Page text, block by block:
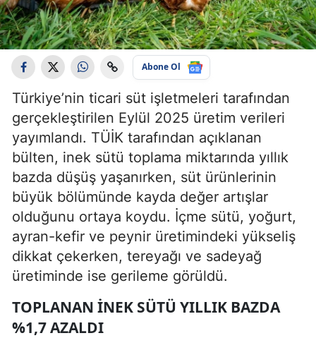
Abone Ol
Türkiye’nin ticari süt işletmeleri tarafından
gerçekleştirilen Eylül 2025 üretim verileri
yayımlandı. TÜİK tarafından açıklanan
bülten, inek sütü toplama miktarında yıllık
bazda düşüş yaşanırken, süt ürünlerinin
büyük bölümünde kayda değer artışlar
olduğunu ortaya koydu. İçme sütü, yoğurt,
ayran-kefir ve peynir üretimindeki yükseliş
dikkat çekerken, tereyağı ve sadeyağ
üretiminde ise gerileme görüldü.
TOPLANAN İNEK SÜTÜ YILLIK BAZDA
%1,7 AZALDI